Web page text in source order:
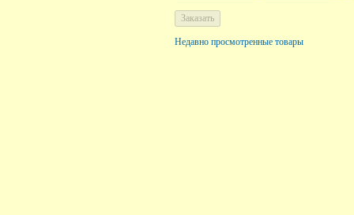
Недавно просмотренные товары